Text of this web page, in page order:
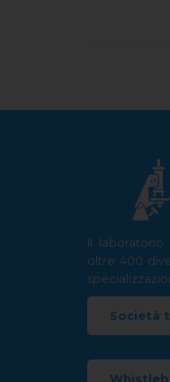
Il laboratorio
oltre 400
Società